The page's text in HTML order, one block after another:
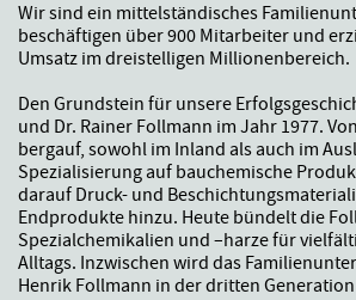
Wir sind ein mittelständisches
beschäftigen über 900 Mitarbeiter und
Umsatz im dreistelligen Millionenbereich.
Den Grundstein für unsere
und Dr. Rainer Follmann im Jahr 1977.
bergauf, sowohl im Inland als auch im
Spezialisierung auf bauchemische
darauf Druck- und
Endprodukte hinzu. Heute bündelt die
Spezialchemikalien und –harze für
Alltags. Inzwischen wird das
Henrik Follmann in der dritten